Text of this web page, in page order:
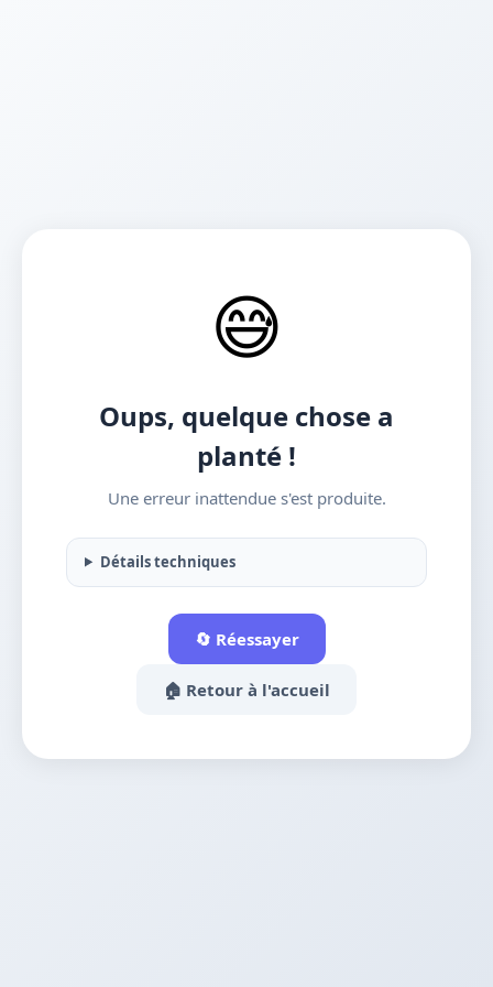
😅
Oups, quelque chose a
planté !
Une erreur inattendue s'est produite.
Détails techniques
🔄 Réessayer
🏠 Retour à l'accueil